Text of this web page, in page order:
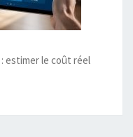
estimer le coût réel